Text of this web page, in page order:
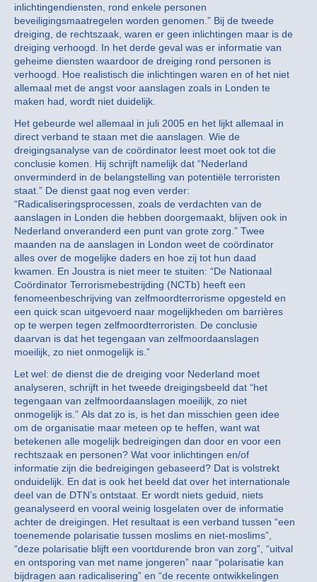
inlichtingendiensten, rond enkele personen
beveiligingsmaatregelen worden genomen.” Bij de tweede
dreiging, de rechtszaak, waren er geen inlichtingen maar is de
dreiging verhoogd. In het derde geval was er informatie van
geheime diensten waardoor de dreiging rond personen is
verhoogd. Hoe realistisch die inlichtingen waren en of het niet
allemaal met de angst voor aanslagen zoals in Londen te
maken had, wordt niet duidelijk.
Het gebeurde wel allemaal in juli 2005 en het lijkt allemaal in
direct verband te staan met die aanslagen. Wie de
dreigingsanalyse van de coördinator leest moet ook tot die
conclusie komen. Hij schrijft namelijk dat “Nederland
onverminderd in de belangstelling van potentiële terroristen
staat.” De dienst gaat nog even verder:
“Radicaliseringsprocessen, zoals de verdachten van de
aanslagen in Londen die hebben doorgemaakt, blijven ook in
Nederland onveranderd een punt van grote zorg.” Twee
maanden na de aanslagen in London weet de coördinator
alles over de mogelijke daders en hoe zij tot hun daad
kwamen. En Joustra is niet meer te stuiten: “De Nationaal
Coördinator Terrorismebestrijding (NCTb) heeft een
fenomeenbeschrijving van zelfmoordterrorisme opgesteld en
een quick scan uitgevoerd naar mogelijkheden om barrières
op te werpen tegen zelfmoordterroristen. De conclusie
daarvan is dat het tegengaan van zelfmoordaanslagen
moeilijk, zo niet onmogelijk is.”
Let wel: de dienst die de dreiging voor Nederland moet
analyseren, schrijft in het tweede dreigingsbeeld dat “het
tegengaan van zelfmoordaanslagen moeilijk, zo niet
onmogelijk is.” Als dat zo is, is het dan misschien geen idee
om de organisatie maar meteen op te heffen, want wat
betekenen alle mogelijk bedreigingen dan door en voor een
rechtszaak en personen? Wat voor inlichtingen en/of
informatie zijn die bedreigingen gebaseerd? Dat is volstrekt
onduidelijk. En dat is ook het beeld dat over het internationale
deel van de DTN’s ontstaat. Er wordt niets geduid, niets
geanalyseerd en vooral weinig losgelaten over de informatie
achter de dreigingen. Het resultaat is een verband tussen “een
toenemende polarisatie tussen moslims en niet-moslims”,
“deze polarisatie blijft een voortdurende bron van zorg”, “uitval
en ontsporing van met name jongeren” naar “polarisatie kan
bijdragen aan radicalisering” en “de recente ontwikkelingen